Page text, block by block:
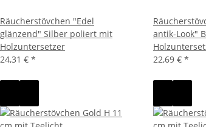
Räucherstövchen "Edel
glänzend" Silber poliert mit
Holzuntersetzer
24,31 € *
antik-Look"
22,69 € *